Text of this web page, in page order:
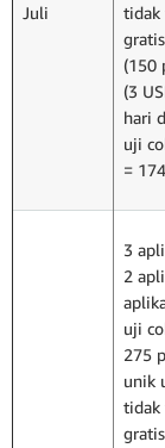
Juli
tidak
gratis
(150
(3
hari
uji
=
3
2
uji
275
unik
tidak
gratis